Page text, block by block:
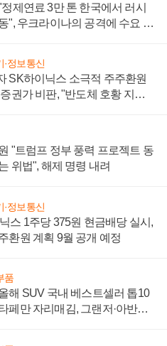
제연료 3만 톤 한국에서 러시
", 우크라이나의 공격에 수요 늘
·정보통신
SK하이닉스 소극적 주주환원
권가 비판, "반도체 호황 지속
"트럼프 정부 풍력 프로젝트 동
위법", 해제 명령 내려
·정보통신
스 1주당 375원 현금배당 실시,
환원 계획 9월 공개 예정
품
해 SUV 국내 베스트셀러 톱10
페만 자리매김, 그랜저·아반떼